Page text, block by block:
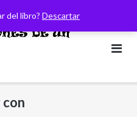
del libro? Descartar